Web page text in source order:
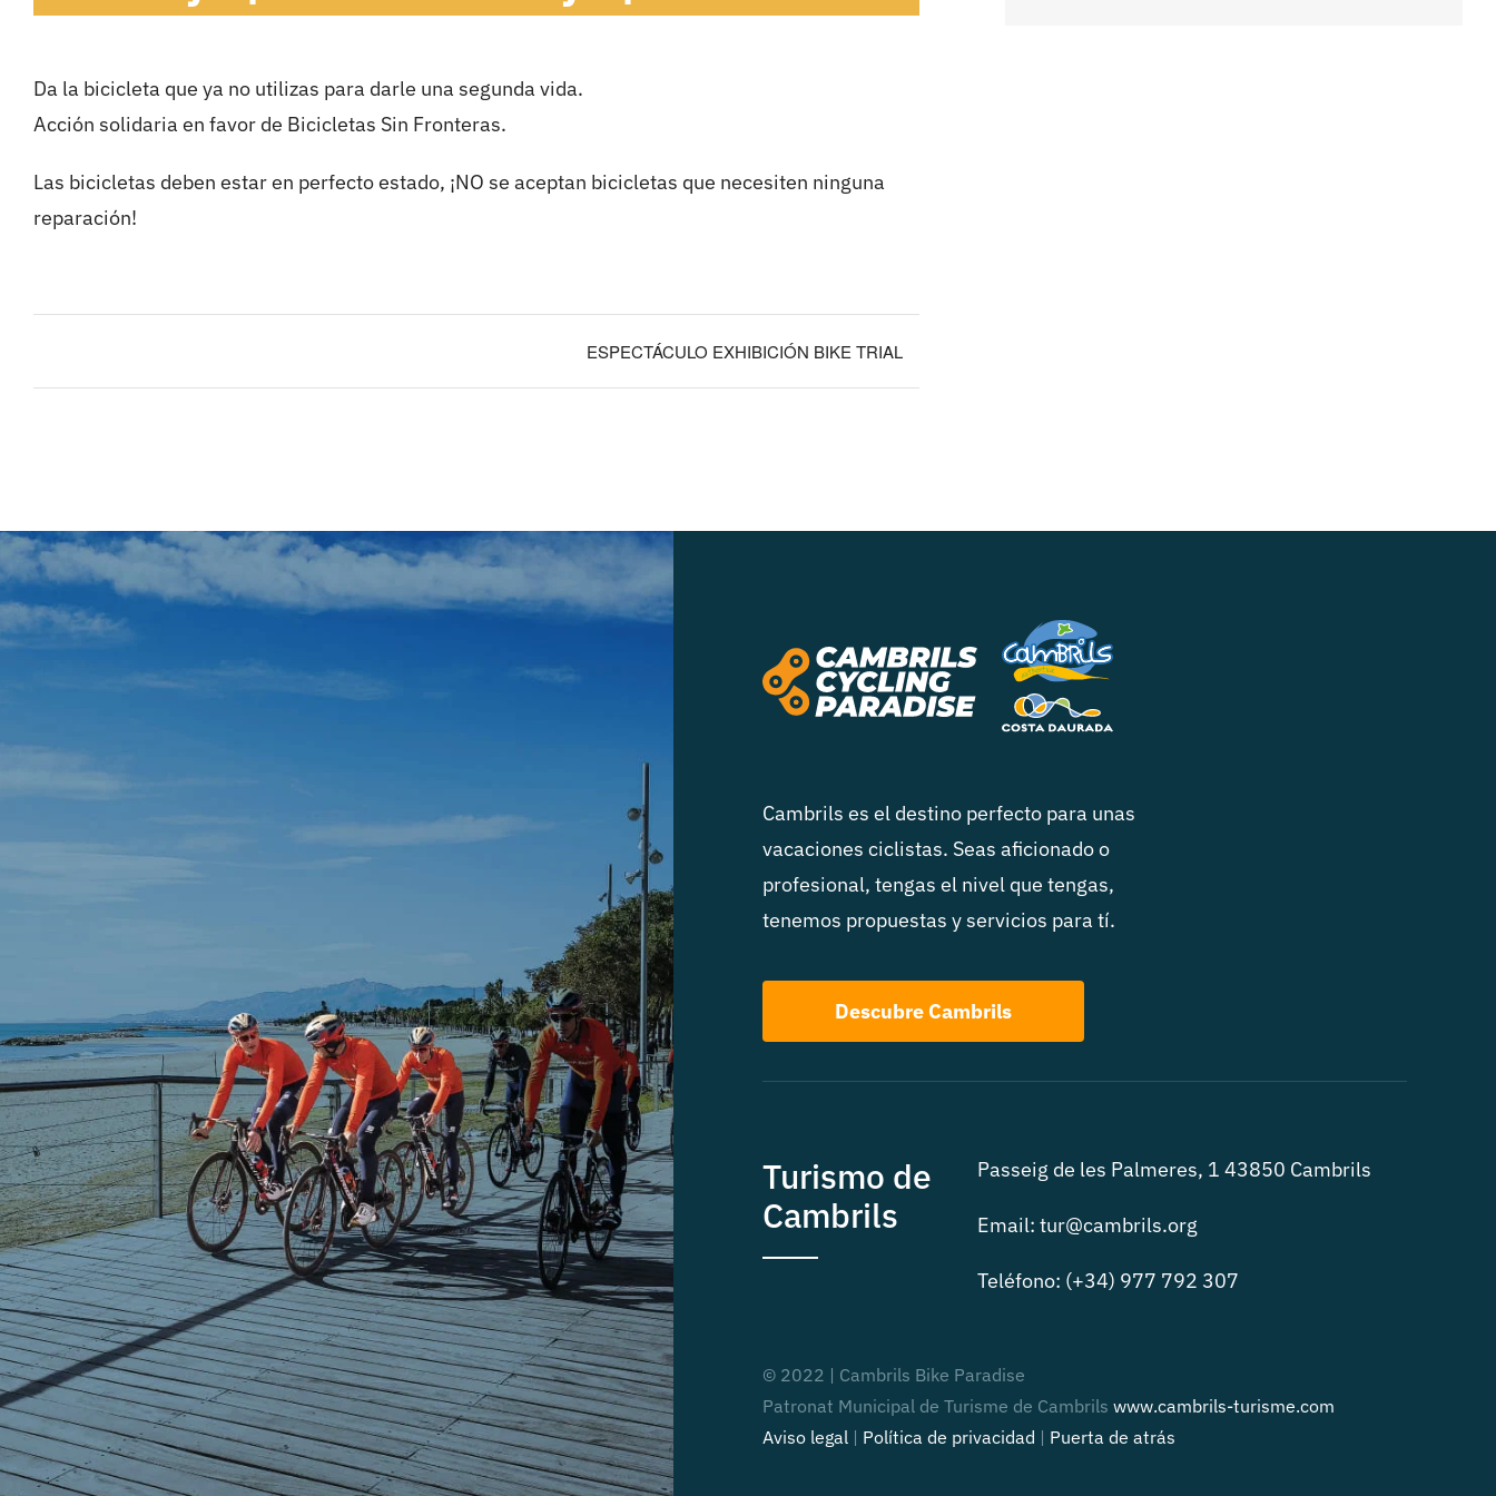
Da la bicicleta que ya no utilizas para darle una segunda vida.
Acción solidaria en favor de Bicicletas Sin Fronteras.
Las bicicletas deben estar en perfecto estado, ¡NO se aceptan bicicletas que necesiten ninguna
reparación!
ESPECTÁCULO EXHIBICIÓN BIKE TRIAL
Cambrils es el destino perfecto para unas
vacaciones ciclistas. Seas aficionado o
profesional, tengas el nivel que tengas,
tenemos propuestas y servicios para tí.
Descubre Cambrils
Turismo de
Cambrils
Passeig de les Palmeres, 1 43850 Cambrils
Email: tur@cambrils.org
Teléfono: (+34) 977 792 307
© 2022 | Cambrils Bike Paradise
Patronat Municipal de Turisme de Cambrils www.cambrils-turisme.com
Aviso legal| Política de privacidad | Puerta de atrás